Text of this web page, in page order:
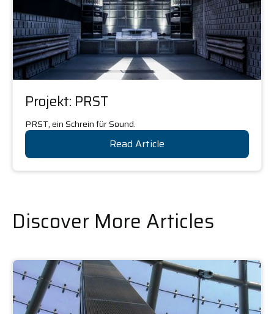
Projekt: PRST
PRST, ein Schrein für Sound.
Read Article
Discover More Articles